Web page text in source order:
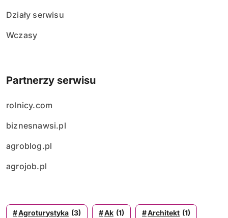
Działy serwisu
Wczasy
Partnerzy serwisu
rolnicy.com
biznesnawsi.pl
agroblog.pl
agrojob.pl
Agroturystyka (3) Ak (1) Architekt (1)